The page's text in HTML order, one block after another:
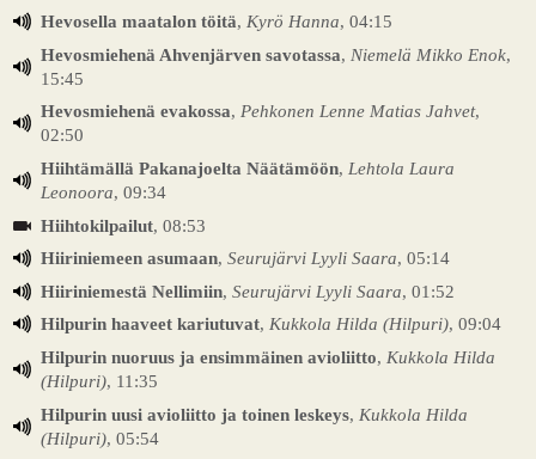
Hevosella maatalon töitä, Kyrö Hanna, 04:15
Hevosmiehenä Ahvenjärven savotassa, Niemelä Mikko Enok,
15:45
Hevosmiehenä evakossa, Pehkonen Lenne Matias Jahvet,
02:50
Hiihtämällä Pakanajoelta Näätämöön, Lehtola Laura
Leonoora, 09:34
Hiihtokilpailut, 08:53
Hiiriniemeen asumaan, Seurujärvi Lyyli Saara, 05:14
Hiiriniemestä Nellimiin, Seurujärvi Lyyli Saara, 01:52
Hilpurin haaveet kariutuvat, Kukkola Hilda (Hilpuri), 09:04
Hilpurin nuoruus ja ensimmäinen avioliitto, Kukkola Hilda
(Hilpuri), 11:35
Hilpurin uusi avioliitto ja toinen leskeys, Kukkola Hilda
(Hilpuri), 05:54